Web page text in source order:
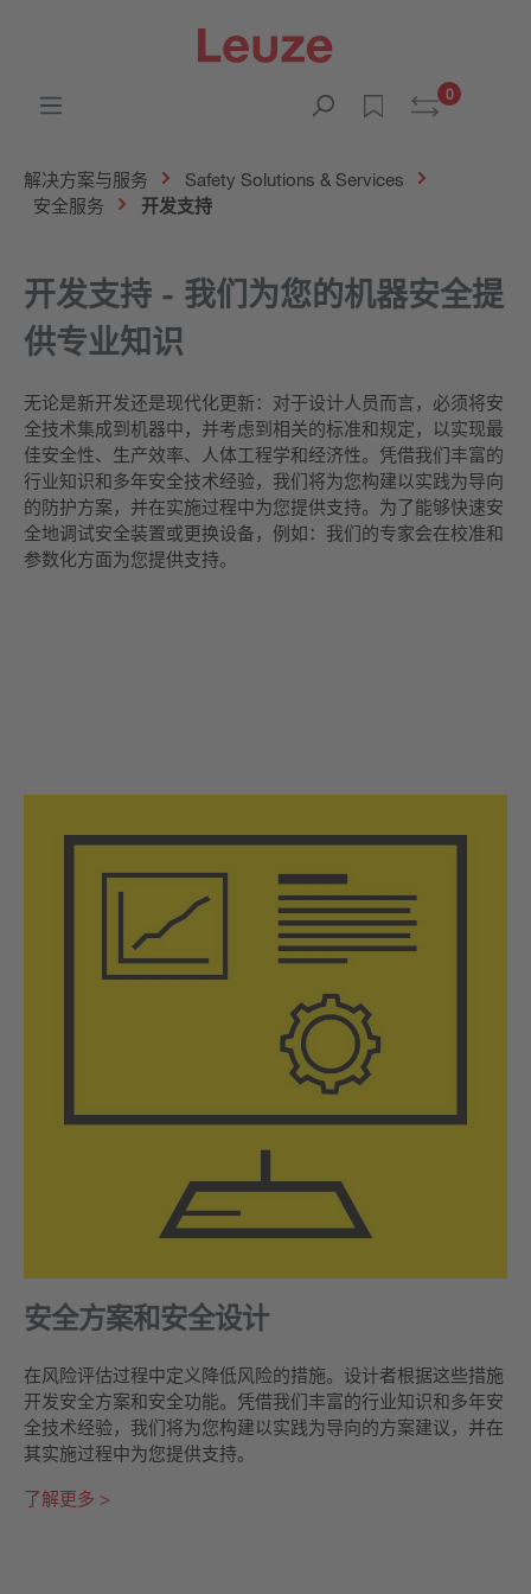
0
解决方案与服务
Safety Solutions & Services
安全服务
开发支持
开发支持 - 我们为您的机器安全提
供专业知识
无论是新开发还是现代化更新：对于设计人员而言，必须将安
全技术集成到机器中，并考虑到相关的标准和规定，以实现最
佳安全性、生产效率、人体工程学和经济性。凭借我们丰富的
行业知识和多年安全技术经验，我们将为您构建以实践为导向
的防护方案，并在实施过程中为您提供支持。为了能够快速安
全地调试安全装置或更换设备，例如：我们的专家会在校准和
参数化方面为您提供支持。
安全方案和安全设计
在风险评估过程中定义降低风险的措施。设计者根据这些措施
开发安全方案和安全功能。凭借我们丰富的行业知识和多年安
全技术经验，我们将为您构建以实践为导向的方案建议，并在
其实施过程中为您提供支持。
了解更多 >